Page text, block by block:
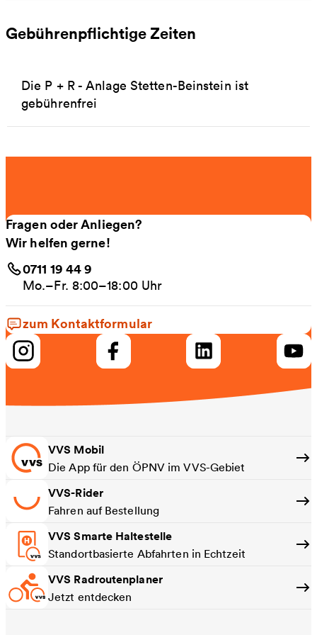
Gebührenpflichtige Zeiten
Die P + R - Anlage Stetten-Beinstein ist
gebührenfrei
Fragen oder Anliegen?
Wir helfen gerne!
0711 19 44 9
Mo.–Fr. 8:00–18:00 Uhr
zum Kontaktformular
VVS Mobil
Die App für den ÖPNV im VVS-Gebiet
VVS-Rider
Fahren auf Bestellung
VVS Smarte Haltestelle
Standortbasierte Abfahrten in Echtzeit
VVS Radroutenplaner
Jetzt entdecken